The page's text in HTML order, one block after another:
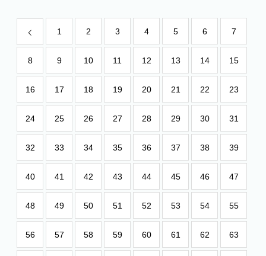
1 2 3 4 5 6 7
8 9 10 11 12 13 14 15
16 17 18 19 20 21 22 23
24 25 26 27 28 29 30 31
32 33 34 35 36 37 38 39
40 41 42 43 44 45 46 47
48 49 50 51 52 53 54 55
56 57 58 59 60 61 62 63